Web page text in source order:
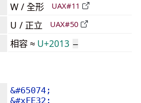
W / 全形 UAX#11
U / 正立 UAX#50
相容 ≈ U+2013 –
&#65074;
&#xFE32;